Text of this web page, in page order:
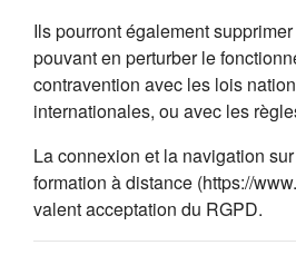
Ils pourront également
pouvant en perturber le
contravention avec les lois
internationales, ou avec les
La connexion et la navigation
formation à distance (https://
valent acceptation du RGPD.